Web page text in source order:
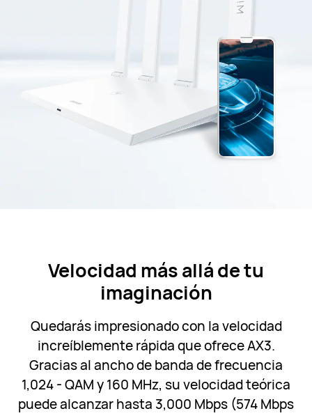
Velocidad más allá de tu
imaginación
Quedarás impresionado con la velocidad
increíblemente rápida que ofrece AX3.
Gracias al ancho de banda de frecuencia
1,024 - QAM y 160 MHz, su velocidad teórica
puede alcanzar hasta 3,000 Mbps (574 Mbps